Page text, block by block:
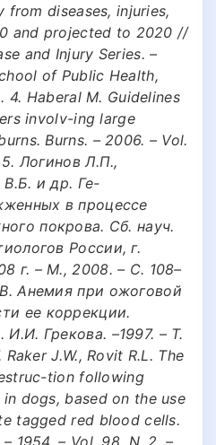
diseases, injuries,
and projected to 2020 //
and Injury Series. –
of Public Health,
4. Haberal M. Guidelines
involv-ing large
Burns. – 2006. – Vol.
Логинов Л.П.,
и др. Ге-
в процессе
покрова. Сб. науч.
России, г.
г. – М., 2008. – С. 108–
Анемия при ожоговой
ее коррекции.
Грекова. –1997. – Т.
J.W., Rovit R.L. The
tion following
dogs, based on the use
tagged red blood cells.
1954. – Vol. 98, N. 2. –